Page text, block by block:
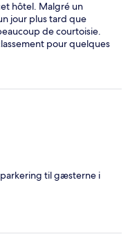
hôtel. Malgré un
jour plus tard que
de courtoisie.
pour quelques
apprécié. La chambre
Le petit déjeuner
que d'autres lignes
Nous
!
til gæsterne i